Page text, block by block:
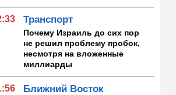
Транспорт
Почему Израиль до сих пор
не решил проблему пробок,
несмотря на вложенные
миллиарды
Ближний Восток